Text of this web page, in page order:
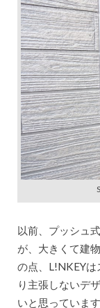
以前、プッシュ
が、大きくて建
の点、L!NKEYは
り主張しないデ
いと思っています